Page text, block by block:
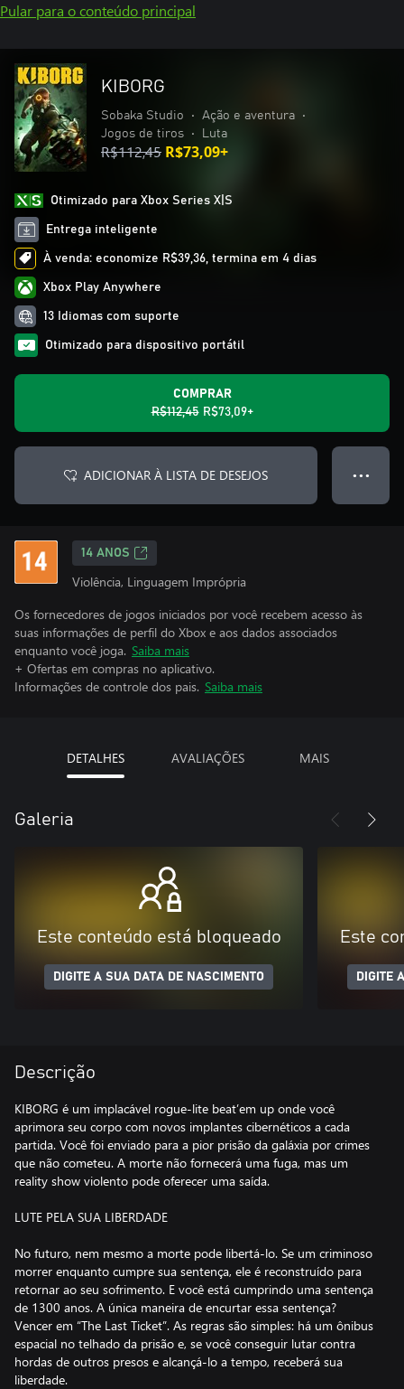
Pular para o conteúdo principal
KIBORG
Sobaka Studio • Ação e aventura
•
Jogos de tiros
• Luta
R$112,45 R$73,09+
Otimizado para Xbox Series X|S
Entrega inteligente
À venda: economize R$39,36, termina em 4 dias
Xbox Play Anywhere
13 Idiomas com suporte
Otimizado para dispositivo portátil
COMPRAR
R$112,45 R$73,09+
ADICIONAR À LISTA DE DESEJOS ● ● ●
14 ANOS
Violência, Linguagem Imprópria
Os fornecedores de jogos iniciados por você recebem acesso às
suas informações de perfil do Xbox e aos dados associados
enquanto você joga. Saiba mais
+ Ofertas em compras no aplicativo.
Informações de controle dos pais. Saiba mais
DETALHES AVALIAÇÕES MAIS
Galeria
Este conteúdo está bloqueado
DIGITE A SUA DATA DE NASCIMENTO
Este
DIGITE
Descrição
KIBORG é um implacável rogue-lite beat’em up onde você
aprimora seu corpo com novos implantes cibernéticos a cada
partida. Você foi enviado para a pior prisão da galáxia por crimes
que não cometeu. A morte não fornecerá uma fuga, mas um
reality show violento pode oferecer uma saída.
LUTE PELA SUA LIBERDADE
No futuro, nem mesmo a morte pode libertá-lo. Se um criminoso
morrer enquanto cumpre sua sentença, ele é reconstruído para
retornar ao seu sofrimento. E você está cumprindo uma sentença
de 1300 anos. A única maneira de encurtar essa sentença?
Vencer em “The Last Ticket”. As regras são simples: há um ônibus
espacial no telhado da prisão e, se você conseguir lutar contra
hordas de outros presos e alcançá-lo a tempo, receberá sua
liberdade.